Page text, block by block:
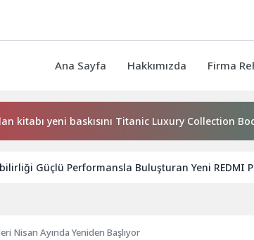
Ana Sayfa Hakkımızda Firma
yeni baskısını Titanic Luxury Collection
Güçlü Performansla Buluşturan Yeni REDMI
Nisan Ayında Yeniden Başlıyor